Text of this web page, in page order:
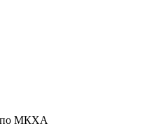
по МКХА